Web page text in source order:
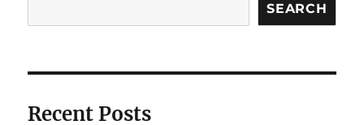
SEARCH
Recent Posts